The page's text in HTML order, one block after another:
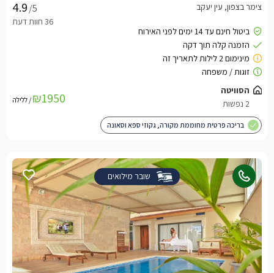
/5 צימר בצפון, עין יעקב
₪1950 / ללילה
בריכה פרטית מחוממת מקורה, גקוזי ספא וסאונה
שובר מילואים